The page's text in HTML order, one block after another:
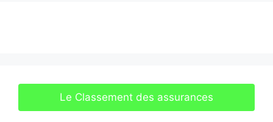
Le Classement des assurances